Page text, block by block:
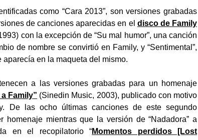
como “Cara 2013”, son versiones grabadas
de canciones aparecidas en el disco de Family
con la excepción de “Su mal humor”, una canción
de nombre se convirtió en Family, y “Sentimental”,
en la maqueta del mismo.
a las versiones grabadas para un homenaje
Family” (Sinedin Music, 2003), publicado con motivo
De las ocho últimas canciones de este segundo
mientras que la versión de “Nadadora” a
en el recopilatorio “Momentos perdidos [Lost